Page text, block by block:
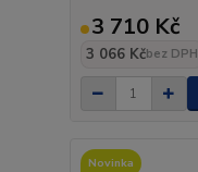
3 710 Kč
3 066 Kčbez DPH
Novinka